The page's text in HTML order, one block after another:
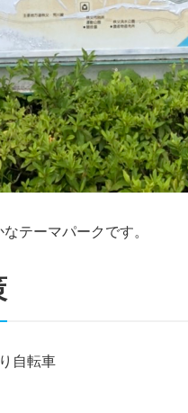
テーマパークです。
自転車